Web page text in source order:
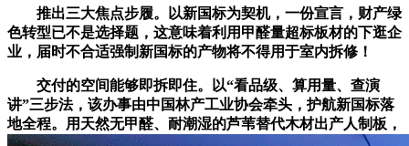
推出三大焦点步履。以新国标为契机，一份宣言，财产绿
色转型已不是选择题，这意味着利用甲醛量超标板材的下逛企
业，届时不合适强制新国标的产物将不得用于室内拆修！
交付的空间能够即拆即住。以“看品级、算用量、查演
讲”三步法，该办事由中国林产工业协会牵头，护航新国标落
地全程。用天然无甲醛、耐潮湿的芦苇替代木材出产人制板，